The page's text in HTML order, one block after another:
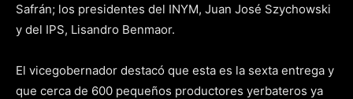
Safrán; los presidentes del INYM, Juan José Szychowski
y del IPS, Lisandro Benmaor.
El vicegobernador destacó que esta es la sexta entrega y
que cerca de 600 pequeños productores yerbateros ya